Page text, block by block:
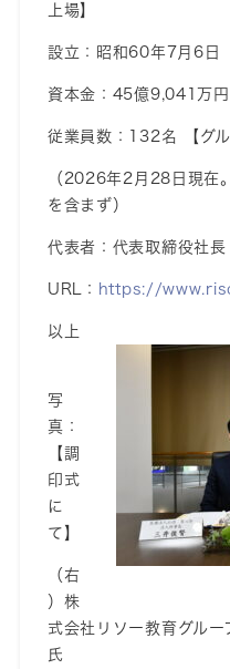
上場】
設立 ： 昭和60年7月6日
資本金 ： 45億9,041万
従業員数： 132名 【グ
（2026年2月28日現在
を含まず）
代表者 ：代表取締役社長
URL ： https://
以上
写
真：
【調
印式
に
て】
（右
）株
式会社リソー教育グルー
氏